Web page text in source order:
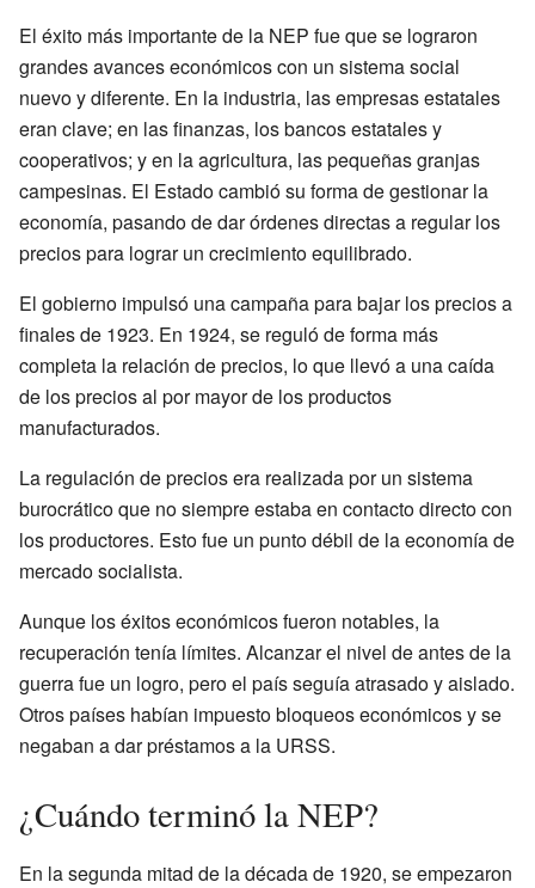
El éxito más importante de la NEP fue que se lograron
grandes avances económicos con un sistema social
nuevo y diferente. En la industria, las empresas estatales
eran clave; en las finanzas, los bancos estatales y
cooperativos; y en la agricultura, las pequeñas granjas
campesinas. El Estado cambió su forma de gestionar la
economía, pasando de dar órdenes directas a regular los
precios para lograr un crecimiento equilibrado.
El gobierno impulsó una campaña para bajar los precios a
finales de 1923. En 1924, se reguló de forma más
completa la relación de precios, lo que llevó a una caída
de los precios al por mayor de los productos
manufacturados.
La regulación de precios era realizada por un sistema
burocrático que no siempre estaba en contacto directo con
los productores. Esto fue un punto débil de la economía de
mercado socialista.
Aunque los éxitos económicos fueron notables, la
recuperación tenía límites. Alcanzar el nivel de antes de la
guerra fue un logro, pero el país seguía atrasado y aislado.
Otros países habían impuesto bloqueos económicos y se
negaban a dar préstamos a la URSS.
¿Cuándo terminó la NEP?
En la segunda mitad de la década de 1920, se empezaron